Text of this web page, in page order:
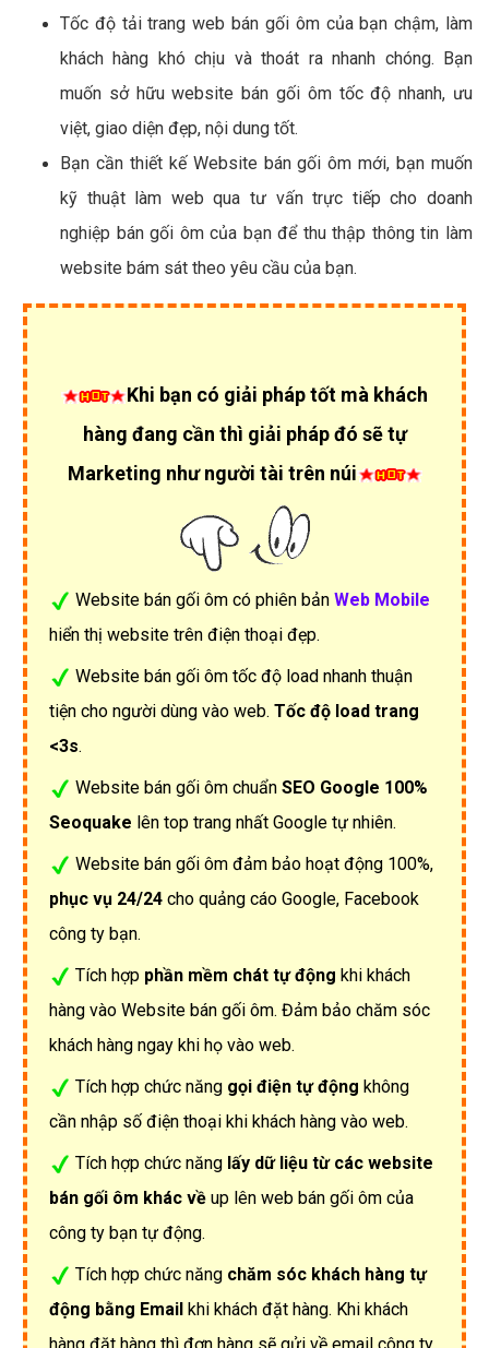
Tốc độ tải trang web bán gối ôm của bạn chậm, làm
khách hàng khó chịu và thoát ra nhanh chóng. Bạn
muốn sở hữu website bán gối ôm tốc độ nhanh, ưu
việt, giao diện đẹp, nội dung tốt.
Bạn cần thiết kế Website bán gối ôm mới, bạn muốn
kỹ thuật làm web qua tư vấn trực tiếp cho doanh
nghiệp bán gối ôm của bạn để thu thập thông tin làm
website bám sát theo yêu cầu của bạn.
Khi bạn có giải pháp tốt mà khách
hàng đang cần thì giải pháp đó sẽ tự
Marketing như người tài trên núi
Website bán gối ôm có phiên bản Web Mobile
hiển thị website trên điện thoại đẹp.
Website bán gối ôm tốc độ load nhanh thuận
tiện cho người dùng vào web. Tốc độ load trang
<3s.
Website bán gối ôm chuẩn SEO Google 100%
Seoquake lên top trang nhất Google tự nhiên.
Website bán gối ôm đảm bảo hoạt động 100%,
phục vụ 24/24 cho quảng cáo Google, Facebook
công ty bạn.
Tích hợp phần mềm chát tự động khi khách
hàng vào Website bán gối ôm. Đảm bảo chăm sóc
khách hàng ngay khi họ vào web.
Tích hợp chức năng gọi điện tự động không
cần nhập số điện thoại khi khách hàng vào web.
Tích hợp chức năng lấy dữ liệu từ các website
bán gối ôm khác về up lên web bán gối ôm của
công ty bạn tự động.
Tích hợp chức năng chăm sóc khách hàng tự
động bằng Email khi khách đặt hàng. Khi khách